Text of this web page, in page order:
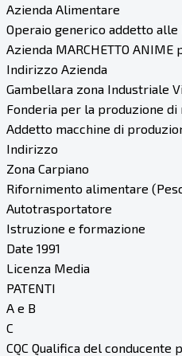
Azienda Alimentare
Operaio generico addetto
Azienda MARCHETTO ANIME
Indirizzo Azienda
Gambellara zona Industriale
Fonderia per la produzione
Addetto macchine di
Indirizzo
Zona Carpiano
Rifornimento alimentare
Autotrasportatore
Istruzione e formazione
Date 1991
Licenza Media
PATENTI
A e B
C
CQC Qualifica del